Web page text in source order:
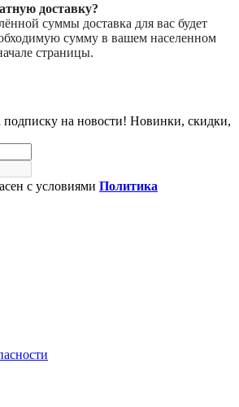
доставку?
суммы доставка для вас будет
сумму в вашем населенном
страницы.
подписку на новости! Новинки, скидки,
с условиями Политика